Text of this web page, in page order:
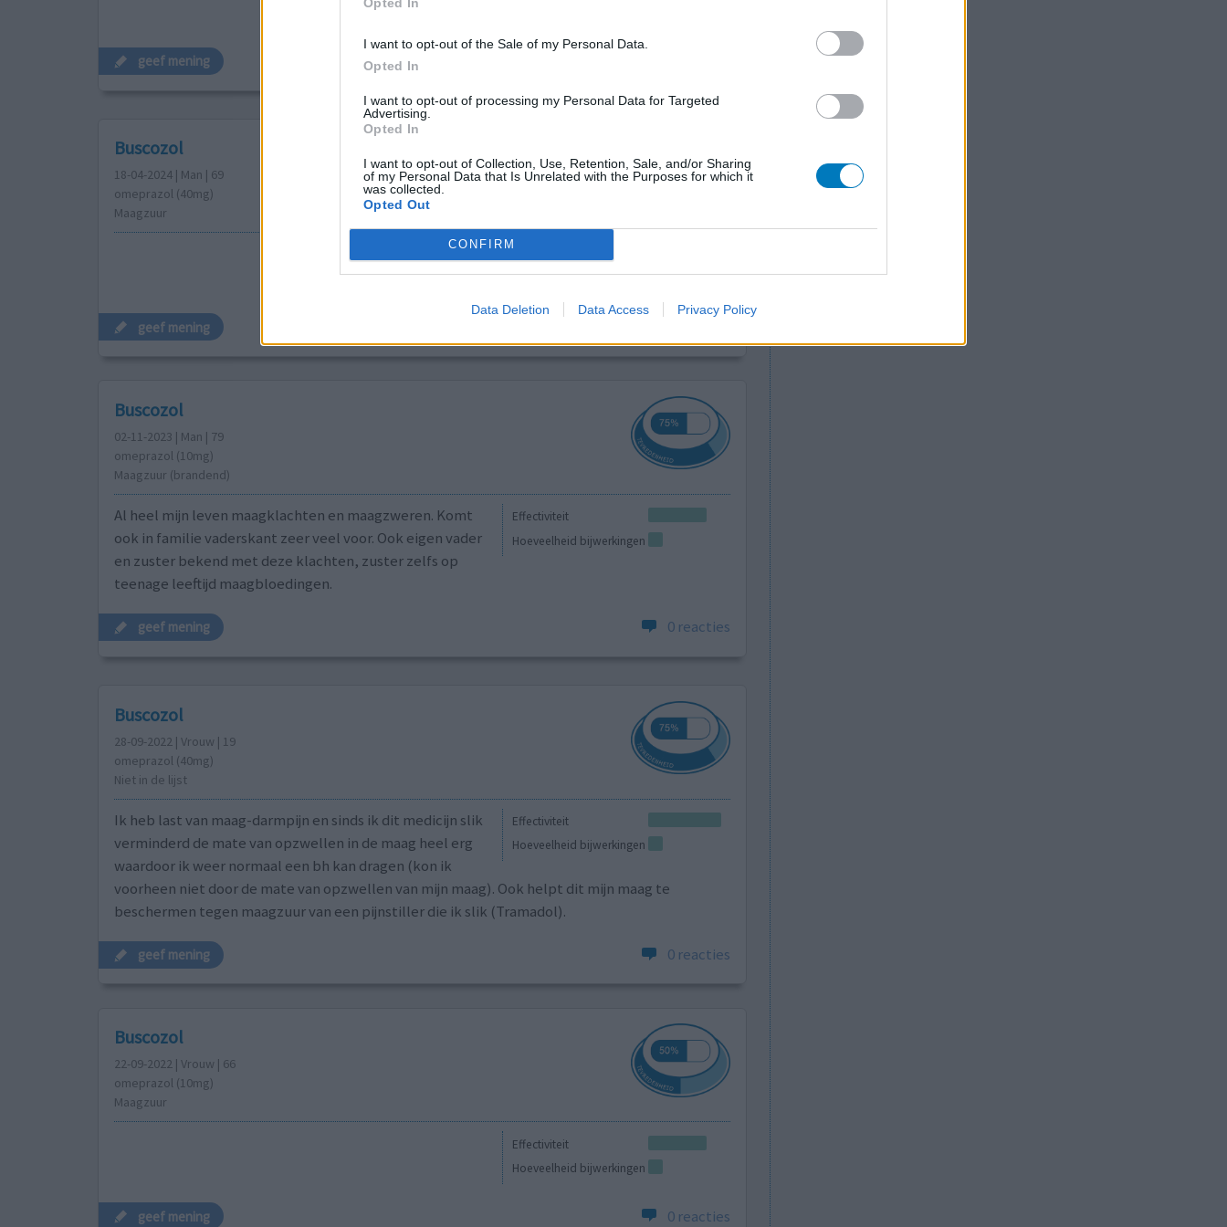
I want to opt-out of the Sale of my Personal Data.
Opted In
I want to opt-out of processing my Personal Data for Targeted
Advertising.
Opted In
I want to opt-out of Collection, Use, Retention, Sale, and/or Sharing
of my Personal Data that Is Unrelated with the Purposes for which it
was collected.
Opted Out
CONFIRM
Data Deletion Data Access Privacy Policy
geef mening
Buscozol
18-04-2024 | Man | 69
omeprazol (40mg)
Maagzuur
Hoeveelheid bijwerkingen
geef mening
Buscozol
02-11-2023 | Man | 79
omeprazol (10mg)
Maagzuur (brandend)
Effectiviteit
Hoeveelheid bijwerkingen
Al heel mijn leven maagklachten en maagzweren. Komt
ook in familie vaderskant zeer veel voor. Ook eigen vader
en zuster bekend met deze klachten, zuster zelfs op
teenage leeftijd maagbloedingen.
geef mening 0 reacties
Buscozol
28-09-2022 | Vrouw | 19
omeprazol (40mg)
Niet in de lijst
Effectiviteit
Hoeveelheid bijwerkingen
Ik heb last van maag-darmpijn en sinds ik dit medicijn slik
verminderd de mate van opzwellen in de maag heel erg
waardoor ik weer normaal een bh kan dragen (kon ik
voorheen niet door de mate van opzwellen van mijn maag). Ook helpt dit mijn maag te
beschermen tegen maagzuur van een pijnstiller die ik slik (Tramadol).
geef mening 0 reacties
Buscozol
22-09-2022 | Vrouw | 66
omeprazol (10mg)
Maagzuur
Effectiviteit
Hoeveelheid bijwerkingen
geef mening 0 reacties